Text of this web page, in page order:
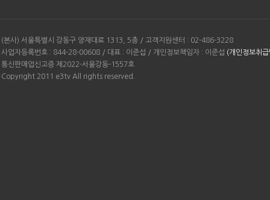
(본사) 서울특별시 강동구 양재대로 1313, 5층 / 고객지원센터 : 02-486-3228
사업자등록번호 : 844-28-00608 / 대표 : 이준섭 / 개인정보책임자 : 이준섭 (개인정보취
통신판매업신고증 제2022-서울강동-1557호
Copyright 2011 e3tv All rights reserved.